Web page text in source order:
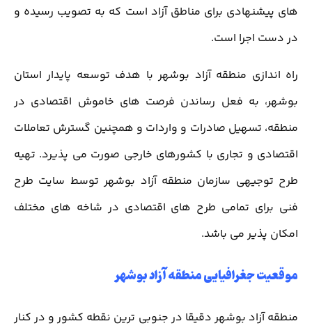
های پیشنهادی برای مناطق آزاد است که به تصویب رسیده و
در دست اجرا است.
راه اندازی منطقه آزاد بوشهر با هدف توسعه پایدار استان
بوشهر، به فعل رساندن فرصت های خاموش اقتصادی در
منطقه، تسهیل صادرات و واردات و همچنین گسترش تعاملات
اقتصادی و تجاری با کشورهای خارجی صورت می پذیرد. تهیه
طرح توجیهی سازمان منطقه آزاد بوشهر توسط سایت طرح
فنی برای تمامی طرح های اقتصادی در شاخه های مختلف
امکان پذیر می باشد.
موقعیت جغرافیایی منطقه آزاد بوشهر
منطقه آزاد بوشهر دقیقا در جنوبی ترین نقطه کشور و در کنار